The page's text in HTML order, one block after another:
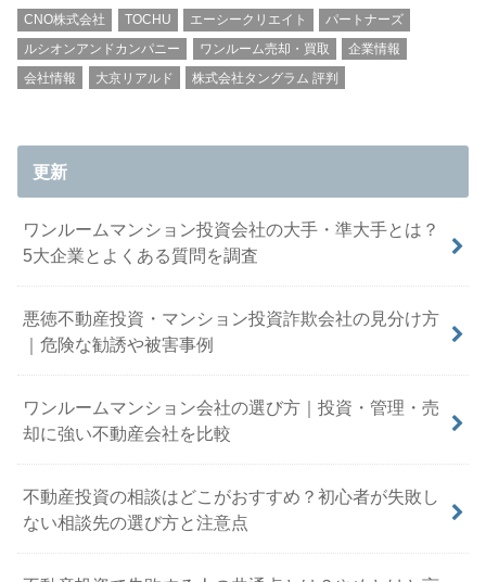
CNO株式会社 TOCHU エーシークリエイト
パートナーズ
ルシオンアンドカンパニー
ワンルーム売却・買取
企業情報
会社情報
大京リアルド 株式会社タングラム 評判
更新
ワンルームマンション投資会社の大手・準大手とは？
5大企業とよくある質問を調査
悪徳不動産投資・マンション投資詐欺会社の見分け方
｜危険な勧誘や被害事例
ワンルームマンション会社の選び方｜投資・管理・売
却に強い不動産会社を比較
不動産投資の相談はどこがおすすめ？初心者が失敗し
ない相談先の選び方と注意点